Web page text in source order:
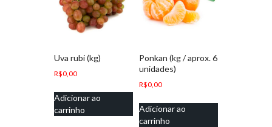
Uva rubi (kg)
R$0,00
Adicionar ao
carrinho
Ponkan (kg / aprox. 6
unidades)
R$0,00
Adicionar ao
carrinho